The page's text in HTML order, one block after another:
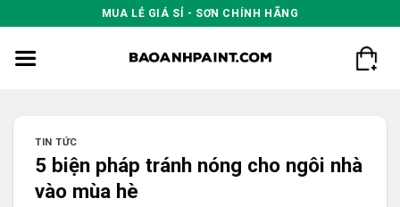
to
content
MUA LẺ GIÁ SỈ - SƠN CHÍNH HÃNG
TIN TỨC
5 biện pháp tránh nóng cho ngôi nhà
vào mùa hè